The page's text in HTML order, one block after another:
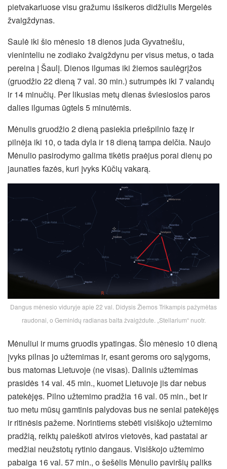
pietvakariuose visu gražumu išsikeros didžiulis Mergelės
žvaigždynas.
Saulė iki šio mėnesio 18 dienos juda Gyvatnešiu,
vieninteliu ne zodiako žvaigždynu per visus metus, o tada
pereina į Šaulį. Dienos ilgumas iki žiemos saulėgrįžos
(gruodžio 22 dieną 7 val. 30 min.) sutrumpės iki 7 valandų
ir 14 minučių. Per likusias metų dienas šviesiosios paros
dalies ilgumas ūgtels 5 minutėmis.
Mėnulis gruodžio 2 dieną pasiekia priešpilnio fazę ir
pilnėja iki 10, o tada dyla ir 18 dieną tampa delčia. Naujo
Mėnulio pasirodymo galima tikėtis praėjus porai dienų po
jaunaties fazės, kuri įvyks Kūčių vakarą.
Dangus mėnesio viduryje apie 22 val. Didysis Žiemos Trikampis pažymėtas
raudonai, o Geminidų radianas balta žvaigždute. „Stellarium“ nuotr.
Mėnuliui ir mums gruodis ypatingas. Šio mėnesio 10 dieną
įvyks pilnas jo užtemimas ir, esant geroms oro sąlygoms,
bus matomas Lietuvoje (ne visas). Dalinis užtemimas
prasidės 14 val. 45 min., kuomet Lietuvoje jis dar nebus
patekėjęs. Pilno užtemimo pradžia 16 val. 05 min., bet ir
tuo metu mūsų gamtinis palydovas bus ne seniai patekėjęs
ir ritinėsis pažeme. Norintiems stebėti visiškojo užtemimo
pradžią, reiktų paieškoti atviros vietovės, kad pastatai ar
medžiai neužstotų rytinio dangaus. Visiškojo užtemimo
pabaiga 16 val. 57 min., o šešėlis Mėnulio paviršių paliks